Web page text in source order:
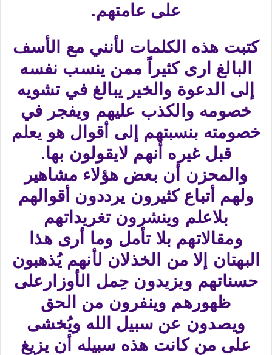
على عامتهم.
كتبت هذه الكلمات لأنني مع الأسف
البالغ ارى كثيراً ممن ينسب نفسه
إلى الدعوة والخير يبالغ في تشويه
خصومه والكذب عليهم ويفجر في
خصومته بنسبتهم إلى أقوال هو يعلم
قبل غيره أنهم لايقولون بها.
والمحزن أن بعض هؤلاء مشاهير
ولهم أتباع كثيرون يرددون أقوالهم
بلاعلم وينشرون تغريداتهم
ومقالاتهم بلا تأمل وما أرى هذا
البهتان إلا من الخذلان لأنهم يُذهبون
حسناتهم ويزيدون حِمل الأوزارعلى
ظهورهم وينفرون من الحق
ويصدون عن سبيل الله ويُخشى
على من كانت هذه سبيله أن يزيغ